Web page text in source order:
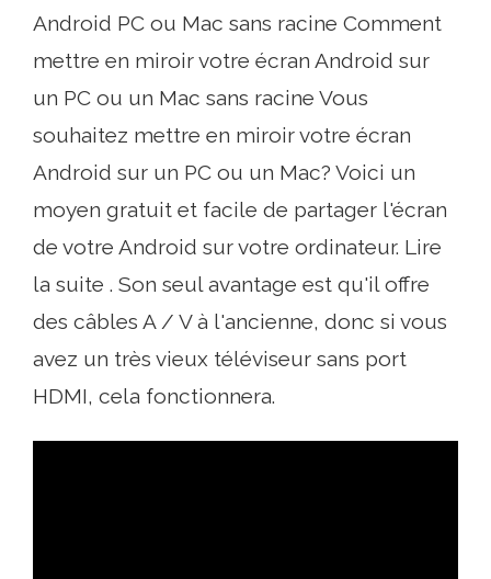
Android PC ou Mac sans racine Comment
mettre en miroir votre écran Android sur
un PC ou un Mac sans racine Vous
souhaitez mettre en miroir votre écran
Android sur un PC ou un Mac? Voici un
moyen gratuit et facile de partager l'écran
de votre Android sur votre ordinateur. Lire
la suite . Son seul avantage est qu'il offre
des câbles A / V à l'ancienne, donc si vous
avez un très vieux téléviseur sans port
HDMI, cela fonctionnera.